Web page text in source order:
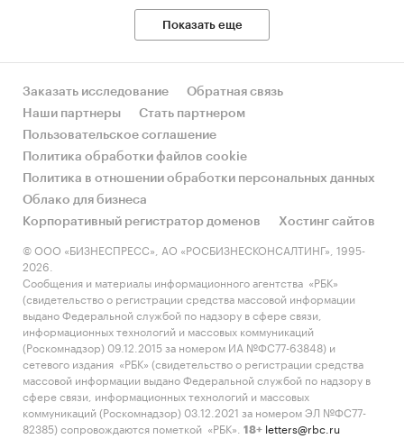
Показать еще
Заказать исследование
Обратная связь
Наши партнеры
Стать партнером
Пользовательское соглашение
Политика обработки файлов cookie
Политика в отношении обработки персональных данных
Облако для бизнеса
Корпоративный регистратор доменов
Хостинг сайтов
© ООО «БИЗНЕСПРЕСС», АО «РОСБИЗНЕСКОНСАЛТИНГ», 1995-
2026.
Сообщения и материалы информационного агентства «РБК»
(свидетельство о регистрации средства массовой информации
выдано Федеральной службой по надзору в сфере связи,
информационных технологий и массовых коммуникаций
(Роскомнадзор) 09.12.2015 за номером ИА №ФС77-63848) и
сетевого издания «РБК» (свидетельство о регистрации средства
массовой информации выдано Федеральной службой по надзору в
сфере связи, информационных технологий и массовых
коммуникаций (Роскомнадзор) 03.12.2021 за номером ЭЛ №ФС77-
82385) сопровождаются пометкой «РБК».
18+ letters@rbc.ru